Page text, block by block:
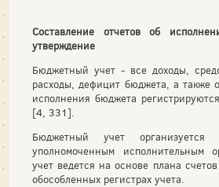
Составление отчетов об
утверждение
Бюджетный учет - все доходы,
расходы, дефицит бюджета, а также
исполнения бюджета
[4, 331].
Бюджетный учет организуется
уполномоченным исполнительным
учет ведется на основе плана
обособленных регистрах учета.